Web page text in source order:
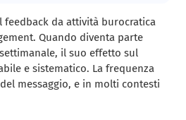
feedback da attività burocratica
Quando diventa parte
il suo effetto sul
e sistematico. La frequenza
messaggio, e in molti contesti